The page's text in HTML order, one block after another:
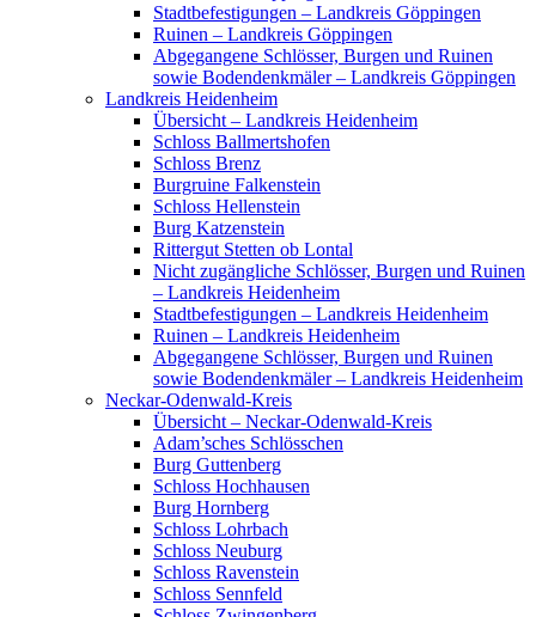
Stadtbefestigungen – Landkreis Göppingen
Ruinen – Landkreis Göppingen
Abgegangene Schlösser, Burgen und Ruinen
sowie Bodendenkmäler – Landkreis Göppingen
Landkreis Heidenheim
Übersicht – Landkreis Heidenheim
Schloss Ballmertshofen
Schloss Brenz
Burgruine Falkenstein
Schloss Hellenstein
Burg Katzenstein
Rittergut Stetten ob Lontal
Nicht zugängliche Schlösser, Burgen und Ruinen
– Landkreis Heidenheim
Stadtbefestigungen – Landkreis Heidenheim
Ruinen – Landkreis Heidenheim
Abgegangene Schlösser, Burgen und Ruinen
sowie Bodendenkmäler – Landkreis Heidenheim
Neckar-Odenwald-Kreis
Übersicht – Neckar-Odenwald-Kreis
Adam’sches Schlösschen
Burg Guttenberg
Schloss Hochhausen
Burg Hornberg
Schloss Lohrbach
Schloss Neuburg
Schloss Ravenstein
Schloss Sennfeld